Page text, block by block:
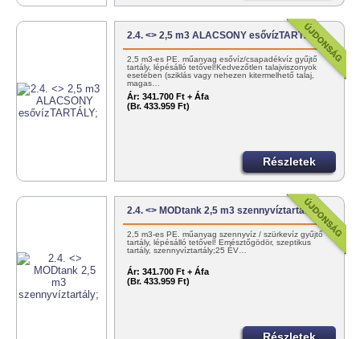
2.4. <> 2,5 m3 ALACSONY esővízTARTÁLY;
2,5 m3-es PE. műanyag esővíz/csapadékvíz gyűjtő
tartály, lépésálló tetővel!Kedvezőtlen talajviszonyok
esetében (sziklás vagy nehezen kitermelhető talaj,
magas…
Ár: 341.700 Ft + Áfa
(Br. 433.959 Ft)
Részletek
2.4. <> MODtank 2,5 m3 szennyvíztartály;
2,5 m3-es PE. műanyag szennyvíz / szürkevíz gyűjtő
tartály, lépésálló tetővel! Emésztőgödör, szeptikus
tartály, szennyvíztartály;25 ÉV…
Ár: 341.700 Ft + Áfa
(Br. 433.959 Ft)